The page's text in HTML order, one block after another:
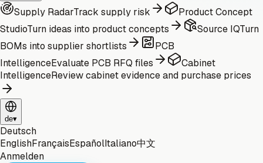
Supply RadarTrack supply risk
Product Concept
StudioTurn ideas into product concepts Source IQTurn
BOMs into supplier shortlists
PCB
IntelligenceEvaluate PCB RFQ files
Cabinet
IntelligenceReview cabinet evidence and purchase prices
de▾
Deutsch
EnglishFrançaisEspañolItaliano中文
Anmelden